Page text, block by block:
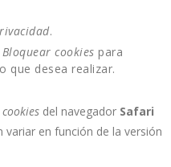
.
Bloquear cookies para
que desea realizar.
cookies del navegador Safari
variar en función de la versión